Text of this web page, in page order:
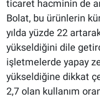
ticaret hacminin de
Bolat, bu ürünlerin
yılda yüzde 22
yükseldiğini dile
işletmelerde yapay
yükseldiğine dikkat
2,7 olan kullanım